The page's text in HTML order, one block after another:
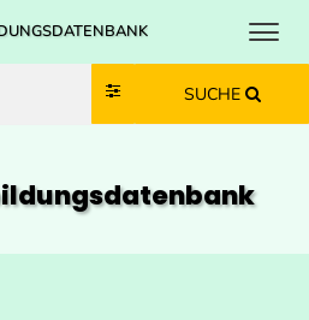
Zum Inhalt springen
Zum Navmenü springen
Zur Suche springen
Zur Footer springen
SUCHE